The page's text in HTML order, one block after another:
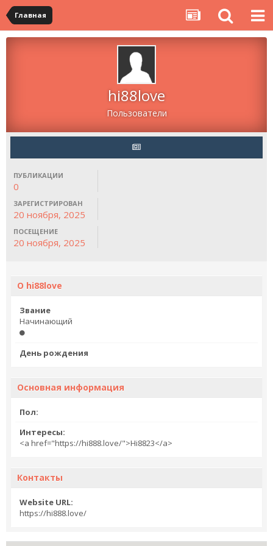
Главная
hi88love
Пользователи
ПУБЛИКАЦИИ
0
ЗАРЕГИСТРИРОВАН
20 ноября, 2025
ПОСЕЩЕНИЕ
20 ноября, 2025
О hi88love
Звание
Начинающий
День рождения
Основная информация
Пол:
Интересы:
<a href="https://hi888.love/">Hi8823</a>
Контакты
Website URL:
https://hi888.love/